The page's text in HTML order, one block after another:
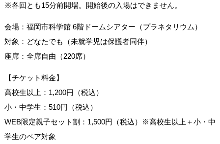
※各回とも15分前開場。開始後の入場はできません。
会場：福岡市科学館 6階ドームシアター（プラネタリウム）
対象：どなたでも（未就学児は保護者同伴）
座席：全席自由（220席）
【チケット料金】
高校生以上：1,200円（税込）
小・中学生：510円（税込）
WEB限定親子セット割：1,500円（税込）※高校生以上＋小・中
学生のペア対象